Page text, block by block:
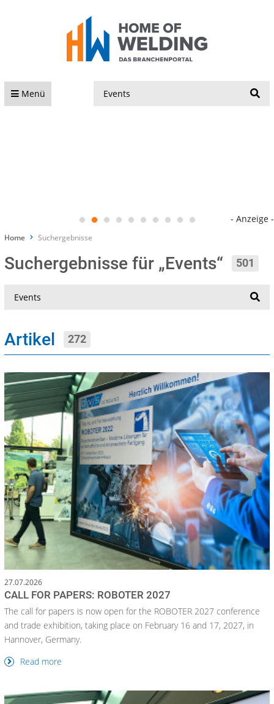
Menü
- Anzeige -
Home Suchergebnisse
Suchergebnisse für „Events“ 501
Artikel 272
27.07.2026
CALL FOR PAPERS: ROBOTER 2027
The call for papers is now open for the ROBOTER 2027 conference
and trade exhibition, taking place on February 16 and 17, 2027, in
Hannover, Germany.
Read more